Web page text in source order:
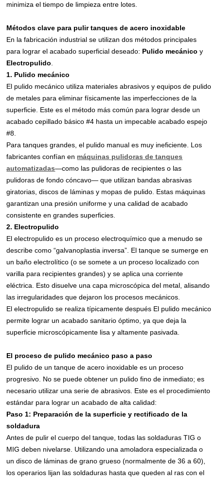
minimiza el tiempo de limpieza entre lotes.
Métodos clave para pulir tanques de acero inoxidable
En la fabricación industrial se utilizan dos métodos principales
para lograr el acabado superficial deseado: Pulido mecánico y
Electropulido
1. Pulido mecánico
El pulido mecánico utiliza materiales abrasivos y equipos de pulido
de metales para eliminar físicamente las imperfecciones de la
superficie. Este es el método más común para lograr desde un
acabado cepillado básico #4 hasta un impecable acabado espejo
#8.
Para tanques grandes, el pulido manual es muy ineficiente. Los
fabricantes confían en máquinas pulidoras de tanques
automatizadas—como las pulidoras de recipientes o las
pulidoras de fondo cóncavo— que utilizan bandas abrasivas
giratorias, discos de láminas y mopas de pulido. Estas máquinas
garantizan una presión uniforme y una calidad de acabado
consistente en grandes superficies.
2. Electropulido
El electropulido es un proceso electroquímico que a menudo se
describe como “galvanoplastia inversa”. El tanque se sumerge en
un baño electrolítico (o se somete a un proceso localizado con
varilla para recipientes grandes) y se aplica una corriente
eléctrica. Esto disuelve una capa microscópica del metal, alisando
las irregularidades que dejaron los procesos mecánicos.
El electropulido se realiza típicamentedespués El pulido mecánico
permite lograr un acabado sanitario óptimo, ya que deja la
superficie microscópicamente lisa y altamente pasivada.
El proceso de pulido mecánico paso a paso
El pulido de un tanque de acero inoxidable es un proceso
progresivo. No se puede obtener un pulido fino de inmediato; es
necesario utilizar una serie de abrasivos. Este es el procedimiento
estándar para lograr un acabado de alta calidad:
Paso 1: Preparación de la superficie y rectificado de la
soldadura
Antes de pulir el cuerpo del tanque, todas las soldaduras TIG o
MIG deben nivelarse. Utilizando una amoladora especializada o
un disco de láminas de grano grueso (normalmente de 36 a 60),
los operarios lijan las soldaduras hasta que queden al ras con el